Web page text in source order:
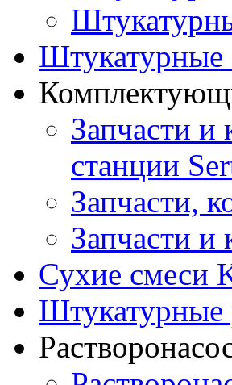
Штукатурные
Запчасти
станции
Запчасти,
Запчасти
Сухие смеси
Штукатурные